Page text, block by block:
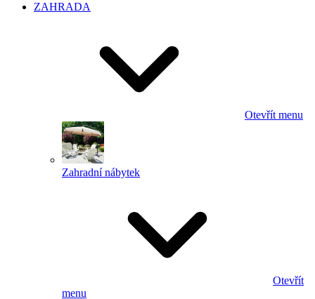
ZAHRADA
Otevřít menu
Zahradní nábytek
Otevřít
menu